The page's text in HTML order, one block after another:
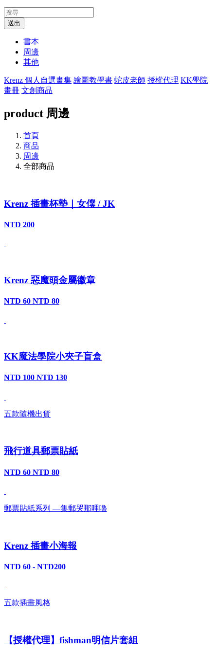
送出
書本
周邊
其他
Krenz 個人自選畫集 繪圖教學書 蛇皮老師 授權代理 KK學院
畫冊 文創商品
product 周邊
首頁
商品
周邊
全部商品
Krenz 插畫杯墊｜女僕 / JK
NTD 200
Krenz 惡魔頭金屬徽章
NTD 60 NTD 80
KK魔法學院小夾子盲盒
NTD 100 NTD 130
五款隨機出貨
飛行道具郵票貼紙
NTD 60 NTD 80
郵票貼紙系列 —集郵哭那哩嚕
Krenz 插畫小海報
NTD 60 - NTD200
五款插畫風格
【授權代理】fishman明信片套組